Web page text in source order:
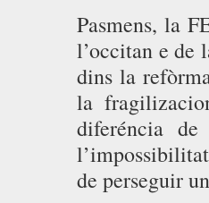
Pasmens, la
l’occitan e de
dins la
la
diferéncia
de perseguir